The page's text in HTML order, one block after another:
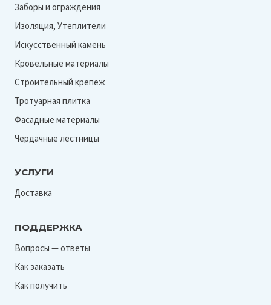
Заборы и ограждения
Изоляция, Утеплители
Искусственный камень
Кровельные материалы
Строительный крепеж
Тротуарная плитка
Фасадные материалы
Чердачные лестницы
УСЛУГИ
Доставка
ПОДДЕРЖКА
Вопросы — ответы
Как заказать
Как получить